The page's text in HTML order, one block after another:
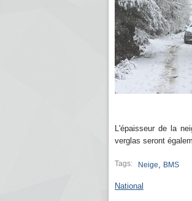
L'épaisseur de la
verglas seront
Tags: Neige, BMS
National